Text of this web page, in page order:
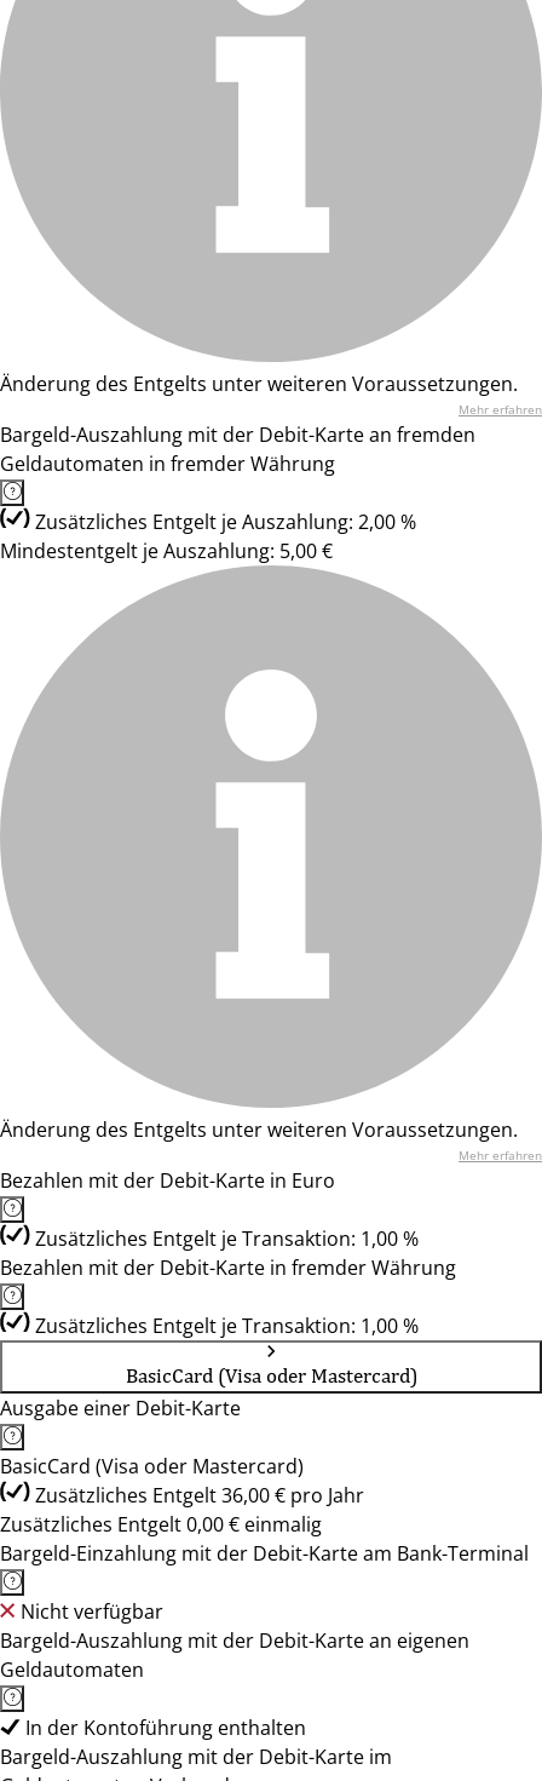
Änderung des Entgelts unter weiteren Voraussetzungen.
Mehr erfahren
Bargeld-Auszahlung mit der Debit-Karte an fremden
Geldautomaten in fremder Währung
Zusätzliches Entgelt je Auszahlung: 2,00 %
Mindestentgelt je Auszahlung: 5,00 €
Änderung des Entgelts unter weiteren Voraussetzungen.
Mehr erfahren
Bezahlen mit der Debit-Karte in Euro
Zusätzliches Entgelt je Transaktion: 1,00 %
Bezahlen mit der Debit-Karte in fremder Währung
Zusätzliches Entgelt je Transaktion: 1,00 %
BasicCard (Visa oder Mastercard)
Ausgabe einer Debit-Karte
BasicCard (Visa oder Mastercard)
Zusätzliches Entgelt 36,00 € pro Jahr
Zusätzliches Entgelt 0,00 € einmalig
Bargeld-Einzahlung mit der Debit-Karte am Bank-Terminal
Nicht verfügbar
Bargeld-Auszahlung mit der Debit-Karte an eigenen
Geldautomaten
In der Kontoführung enthalten
Bargeld-Auszahlung mit der Debit-Karte im